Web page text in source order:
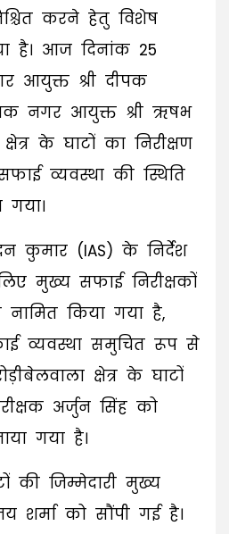
करने हेतु विशेष
है। आज दिनांक 25
आयुक्त श्री दीपक
नगर आयुक्त श्री ऋषभ
के घाटों का निरीक्षण
व्यवस्था की स्थिति
कुमार (IAS) के निर्देश
मुख्य सफाई निरीक्षकों
नामित किया गया है,
व्यवस्था समुचित रूप से
क्षेत्र के घाटों
अर्जुन सिंह को
गया है।
की जिम्मेदारी मुख्य
शर्मा को सौंपी गई है।